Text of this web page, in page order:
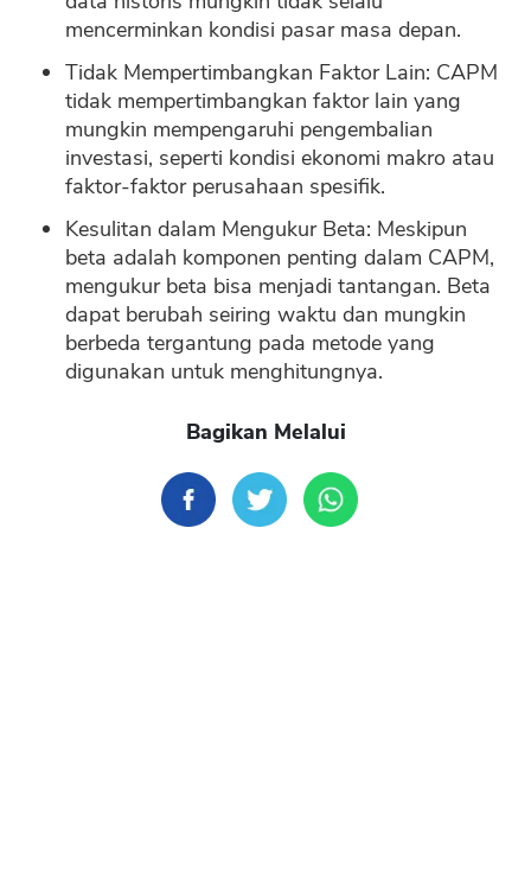
mencerminkan kondisi pasar masa depan.
Tidak Mempertimbangkan Faktor Lain: CAPM
tidak mempertimbangkan faktor lain yang
mungkin mempengaruhi pengembalian
investasi, seperti kondisi ekonomi makro atau
faktor-faktor perusahaan spesifik.
Kesulitan dalam Mengukur Beta: Meskipun
beta adalah komponen penting dalam CAPM,
mengukur beta bisa menjadi tantangan. Beta
dapat berubah seiring waktu dan mungkin
berbeda tergantung pada metode yang
digunakan untuk menghitungnya.
Bagikan Melalui